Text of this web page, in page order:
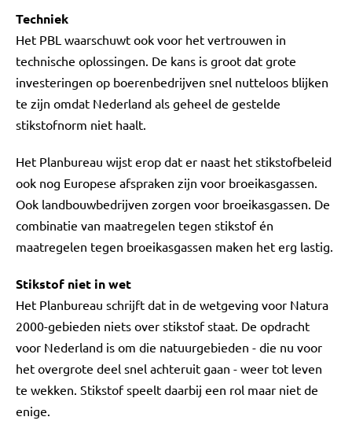
Techniek
Het PBL waarschuwt ook voor het vertrouwen in
technische oplossingen. De kans is groot dat grote
investeringen op boerenbedrijven snel nutteloos blijken
te zijn omdat Nederland als geheel de gestelde
stikstofnorm niet haalt.
Het Planbureau wijst erop dat er naast het stikstofbeleid
ook nog Europese afspraken zijn voor broeikasgassen.
Ook landbouwbedrijven zorgen voor broeikasgassen. De
combinatie van maatregelen tegen stikstof én
maatregelen tegen broeikasgassen maken het erg lastig.
Stikstof niet in wet
Het Planbureau schrijft dat in de wetgeving voor Natura
2000-gebieden niets over stikstof staat. De opdracht
voor Nederland is om die natuurgebieden - die nu voor
het overgrote deel snel achteruit gaan - weer tot leven
te wekken. Stikstof speelt daarbij een rol maar niet de
enige.